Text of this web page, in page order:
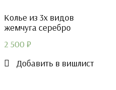
Колье из 3х видов
жемчуга серебро
2 500 ₽
Добавить в вишлист